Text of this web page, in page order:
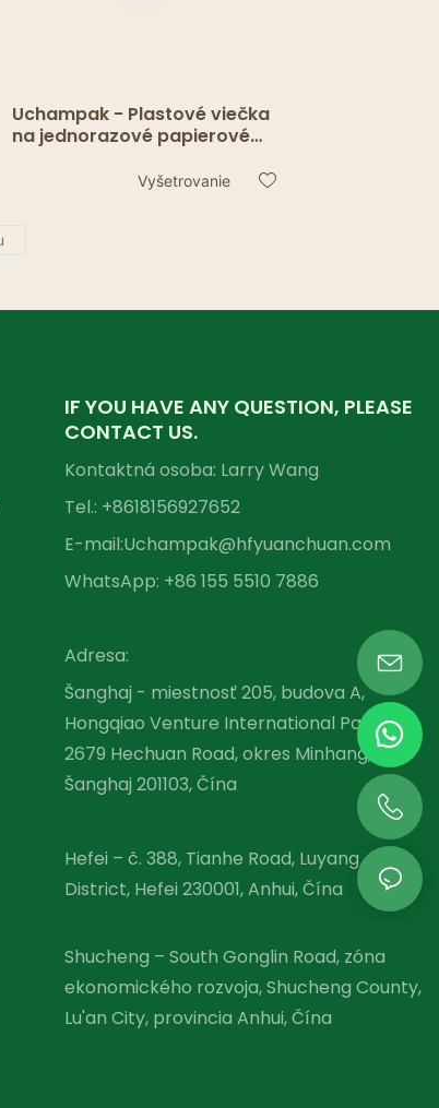
Uchampak - Plastové viečka
na jednorazové papierové
väčšinu pohárovVyšetrovanie
IF YOU HAVE ANY QUESTION, PLEASE
CONTACT US.
Kontaktná osoba: Larry Wang
Tel.: +8618156927652
E-mail:Uchampak@hfyuanchuan.com
WhatsApp: +86 155 5510 7886
Adresa:
Šanghaj - miestnosť 205, budova A,
Hongqiao Venture International Park,
2679 Hechuan Road, okres Minhang,
Šanghaj 201103, Čína
Hefei – č. 388, Tianhe Road, Luyang
District, Hefei 230001, Anhui, Čína
Shucheng – South Gonglin Road, zóna
ekonomického rozvoja, Shucheng County,
Lu'an City, provincia Anhui, Čína